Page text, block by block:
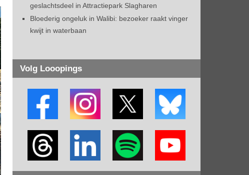
geslachtsdeel in Attractiepark Slagharen
Bloederig ongeluk in Walibi: bezoeker raakt vinger
kwijt in waterbaan
Volg Looopings